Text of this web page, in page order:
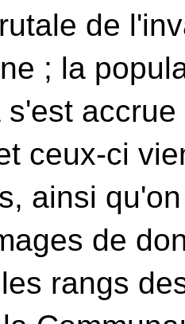
de
; la
s'est
ceux-ci
ainsi
de
rangs